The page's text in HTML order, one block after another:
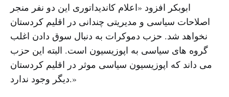
ابوبکر افزود «اعلام کاندیداتوری این دو نفر منجر
اصلاحات سیاسی و مدیریتی چندانی در اقلیم کردستان
نخواهد شد. حزب دموکرات به دنبال سوق دادن اغلب
گروه های سیاسی به اپوزیسیون است. البته این حزب
می داند که اپوزیسیون سیاسی موثر در اقلیم کردستان
دیگر وجود ندارد.»